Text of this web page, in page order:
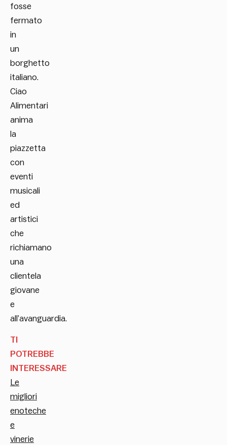
fosse
fermato
in
un
borghetto
italiano.
Ciao
Alimentari
anima
la
piazzetta
con
eventi
musicali
ed
artistici
che
richiamano
una
clientela
giovane
e
all’avanguardia.
TI
POTREBBE
INTERESSARE
Le
migliori
enoteche
e
vinerie